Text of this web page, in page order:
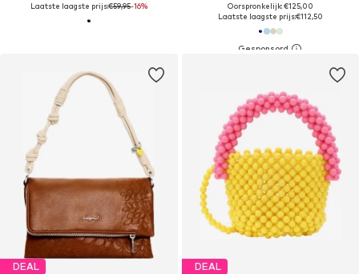
Laatste laagste prijs:€59,95-16%
Oorspronkelijk: €125,00
Laatste laagste prijs:€112,50
DEAL DEAL